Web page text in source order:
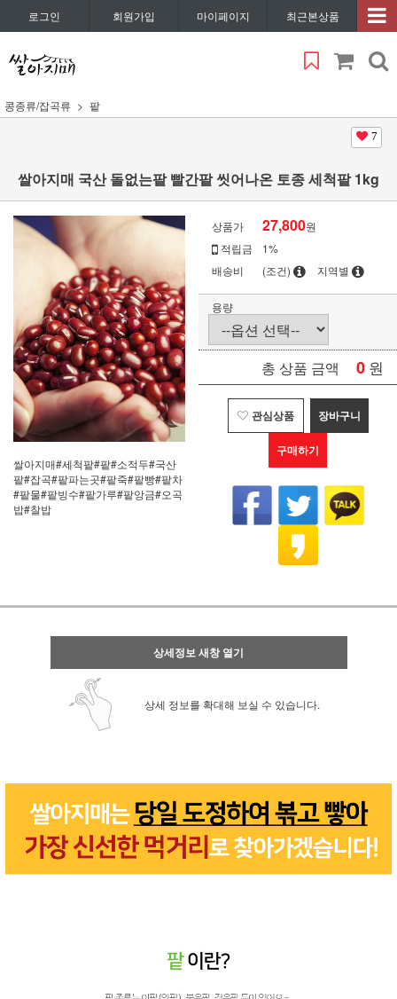
로그인 회원가입 마이페이지 최근본상품
콩종류/잡곡류 팥
7
쌀아지매 국산 돌없는팥 빨간팥 씻어나온 토종 세척팥 1kg
쌀아지매#세척팥#팥#소적두#국산
팥#잡곡#팥파는곳#팥죽#팥빵#팥차
#팥물#팥빙수#팥가루#팥앙금#오곡
밥#찰밥
상품가 27,800원
적립금
1%
배송비
(조건) 지역별
용량
총 상품 금액 0 원
관심상품 장바구니
구매하기
상세정보 새창 열기
상세 정보를 확대해 보실 수 있습니다.